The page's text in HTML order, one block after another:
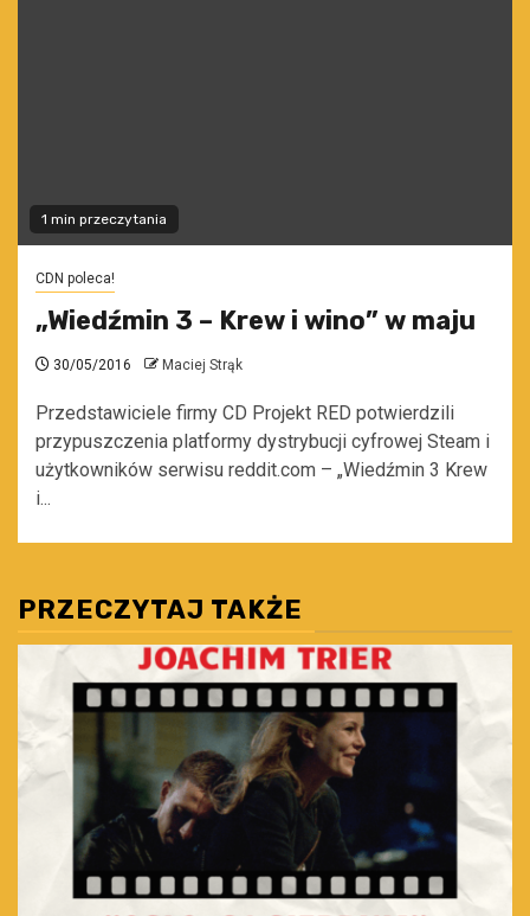
1 min przeczytania
CDN poleca!
„Wiedźmin 3 – Krew i wino” w maju
30/05/2016 Maciej Strąk
Przedstawiciele firmy CD Projekt RED potwierdzili
przypuszczenia platformy dystrybucji cyfrowej Steam i
użytkowników serwisu reddit.com – „Wiedźmin 3 Krew
i...
PRZECZYTAJ TAKŻE